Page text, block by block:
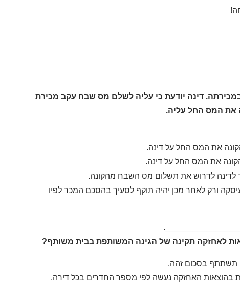
דינה יודעת כי עליה לשלם מס שבח עקב מכירת
את המס החל עליה.
את המס החל על דינה.
את המס החל על דינה.
לדינה לדרוש את תשלום מס השבח מהקונה.
ורק לאחר מכן יהיה תוקף לסעיך בהסכם המכר לפיו
תשתתף בסכום זהה.
בהוצאות האחזקה נעשה לפי מספר החדרים בכל דירה.